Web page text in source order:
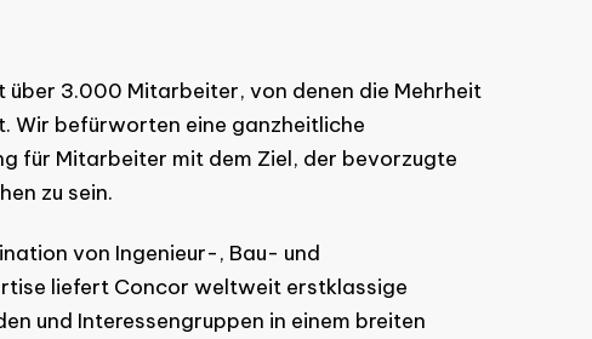
3.000 Mitarbeiter, von denen die Mehrheit
Wir befürworten eine ganzheitliche
für Mitarbeiter mit dem Ziel, der bevorzugte
zu sein.
von Ingenieur-, Bau- und
liefert Concor weltweit erstklassige
und Interessengruppen in einem breiten